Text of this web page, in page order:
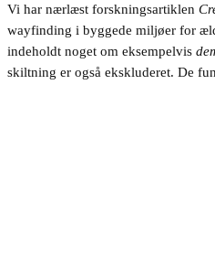
Vi har nærlæst forskningsartiklen
wayfinding i byggede miljøer for
indeholdt noget om eksempelvis
skiltning er også ekskluderet. De